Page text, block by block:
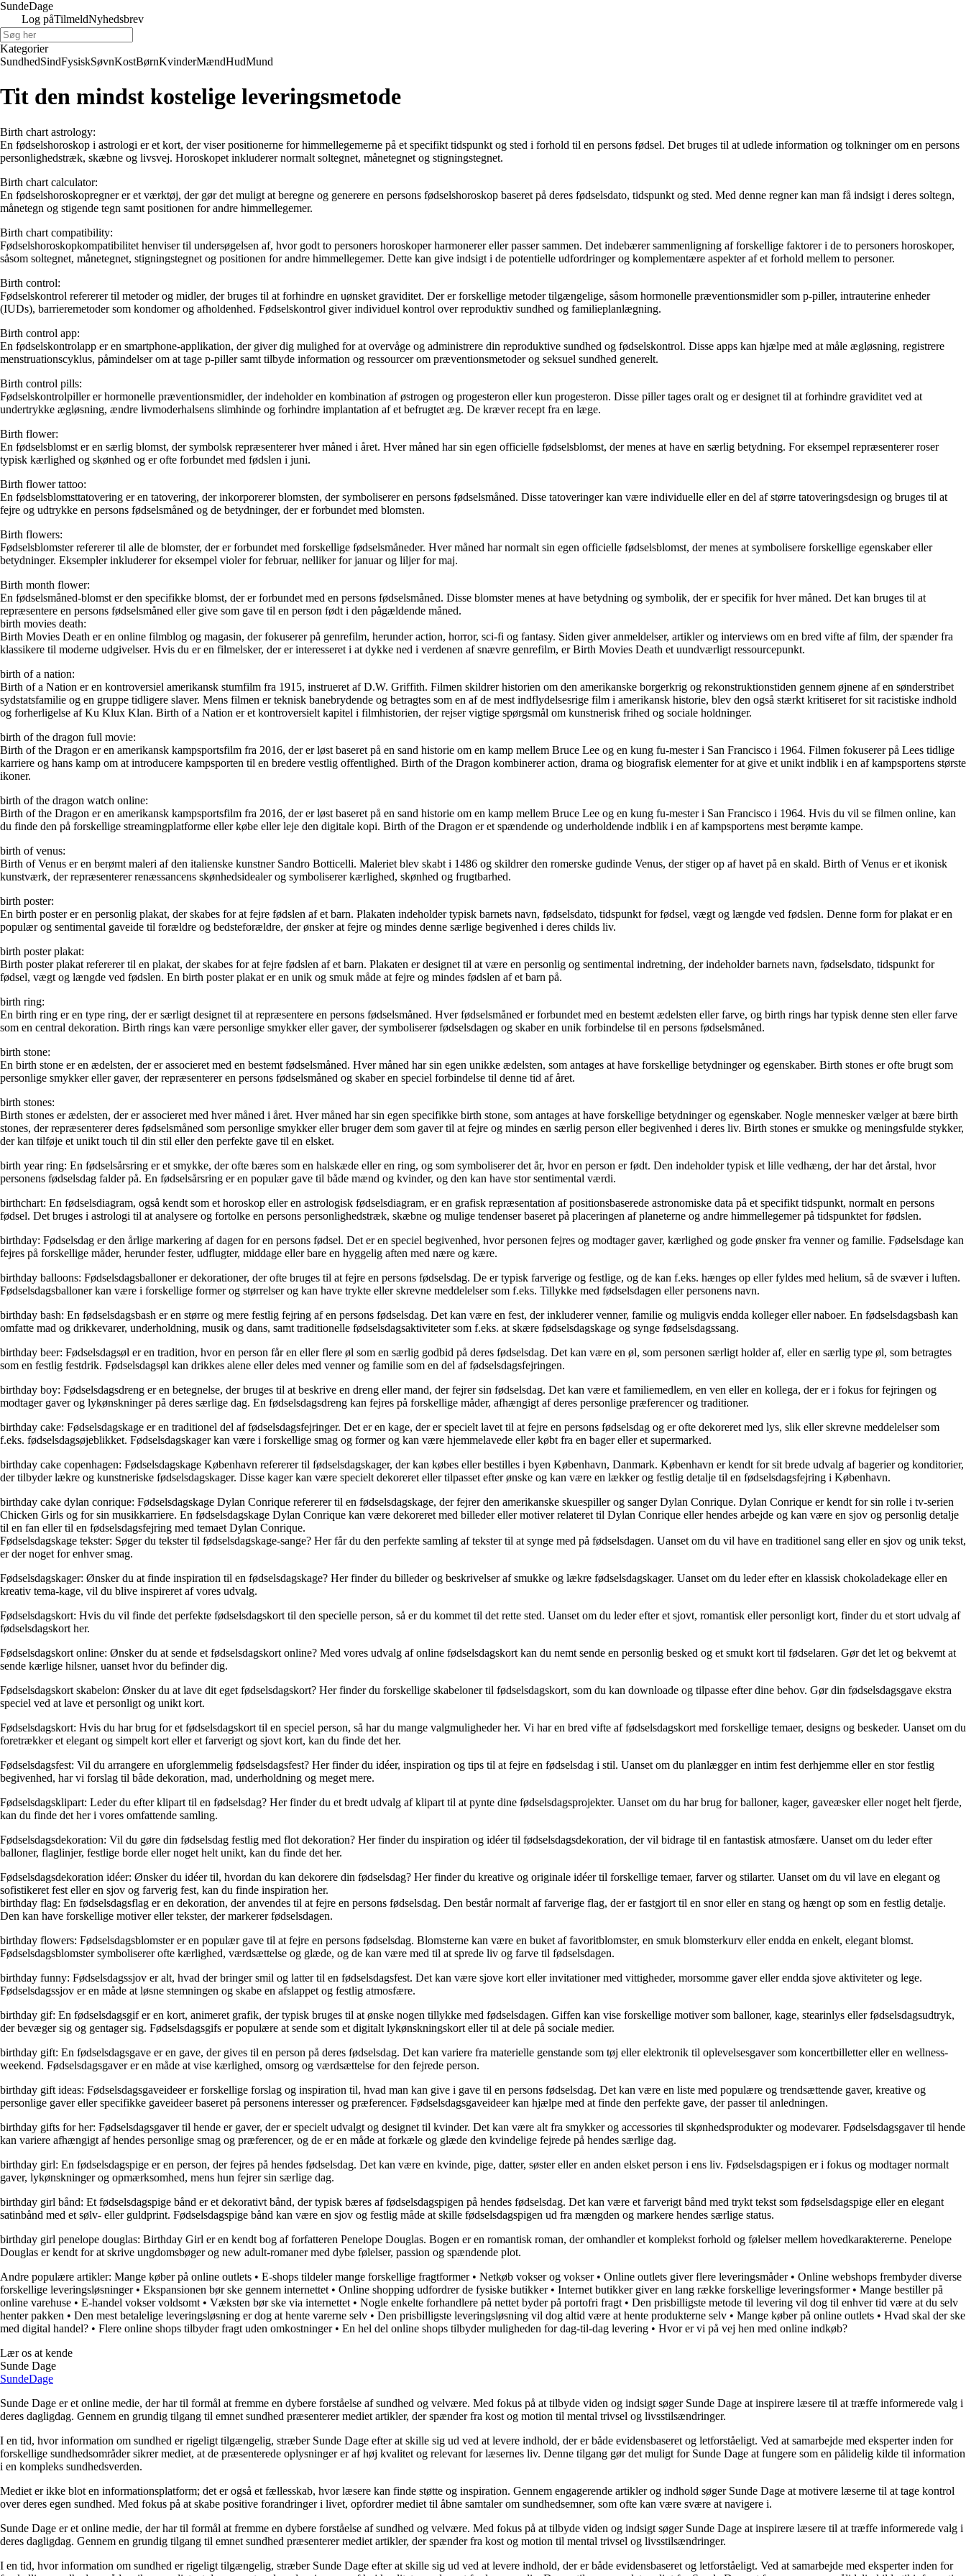
SundeDage
Log påTilmeldNyhedsbrev
Kategorier
SundhedSindFysiskSøvnKostBørnKvinderMændHudMund
Tit den mindst kostelige leveringsmetode
Birth chart astrology:
En fødselshoroskop i astrologi er et kort, der viser positionerne for himmellegemerne på et specifikt tidspunkt og sted i forhold til en persons fødsel. Det bruges til at udlede information og tolkninger om en persons
personlighedstræk, skæbne og livsvej. Horoskopet inkluderer normalt soltegnet, månetegnet og stigningstegnet.
Birth chart calculator:
En fødselshoroskopregner er et værktøj, der gør det muligt at beregne og generere en persons fødselshoroskop baseret på deres fødselsdato, tidspunkt og sted. Med denne regner kan man få indsigt i deres soltegn,
månetegn og stigende tegn samt positionen for andre himmellegemer.
Birth chart compatibility:
Fødselshoroskopkompatibilitet henviser til undersøgelsen af, hvor godt to personers horoskoper harmonerer eller passer sammen. Det indebærer sammenligning af forskellige faktorer i de to personers horoskoper,
såsom soltegnet, månetegnet, stigningstegnet og positionen for andre himmellegemer. Dette kan give indsigt i de potentielle udfordringer og komplementære aspekter af et forhold mellem to personer.
Birth control:
Fødselskontrol refererer til metoder og midler, der bruges til at forhindre en uønsket graviditet. Der er forskellige metoder tilgængelige, såsom hormonelle præventionsmidler som p-piller, intrauterine enheder
(IUDs), barrieremetoder som kondomer og afholdenhed. Fødselskontrol giver individuel kontrol over reproduktiv sundhed og familieplanlægning.
Birth control app:
En fødselskontrolapp er en smartphone-applikation, der giver dig mulighed for at overvåge og administrere din reproduktive sundhed og fødselskontrol. Disse apps kan hjælpe med at måle ægløsning, registrere
menstruationscyklus, påmindelser om at tage p-piller samt tilbyde information og ressourcer om præventionsmetoder og seksuel sundhed generelt.
Birth control pills:
Fødselskontrolpiller er hormonelle præventionsmidler, der indeholder en kombination af østrogen og progesteron eller kun progesteron. Disse piller tages oralt og er designet til at forhindre graviditet ved at
undertrykke ægløsning, ændre livmoderhalsens slimhinde og forhindre implantation af et befrugtet æg. De kræver recept fra en læge.
Birth flower:
En fødselsblomst er en særlig blomst, der symbolsk repræsenterer hver måned i året. Hver måned har sin egen officielle fødselsblomst, der menes at have en særlig betydning. For eksempel repræsenterer roser
typisk kærlighed og skønhed og er ofte forbundet med fødslen i juni.
Birth flower tattoo:
En fødselsblomsttatovering er en tatovering, der inkorporerer blomsten, der symboliserer en persons fødselsmåned. Disse tatoveringer kan være individuelle eller en del af større tatoveringsdesign og bruges til at
fejre og udtrykke en persons fødselsmåned og de betydninger, der er forbundet med blomsten.
Birth flowers:
Fødselsblomster refererer til alle de blomster, der er forbundet med forskellige fødselsmåneder. Hver måned har normalt sin egen officielle fødselsblomst, der menes at symbolisere forskellige egenskaber eller
betydninger. Eksempler inkluderer for eksempel violer for februar, nelliker for januar og liljer for maj.
Birth month flower:
En fødselsmåned-blomst er den specifikke blomst, der er forbundet med en persons fødselsmåned. Disse blomster menes at have betydning og symbolik, der er specifik for hver måned. Det kan bruges til at
repræsentere en persons fødselsmåned eller give som gave til en person født i den pågældende måned.
birth movies death:
Birth Movies Death er en online filmblog og magasin, der fokuserer på genrefilm, herunder action, horror, sci-fi og fantasy. Siden giver anmeldelser, artikler og interviews om en bred vifte af film, der spænder fra
klassikere til moderne udgivelser. Hvis du er en filmelsker, der er interesseret i at dykke ned i verdenen af ​​snævre genrefilm, er Birth Movies Death et uundværligt ressourcepunkt.
birth of a nation:
Birth of a Nation er en kontroversiel amerikansk stumfilm fra 1915, instrueret af D.W. Griffith. Filmen skildrer historien om den amerikanske borgerkrig og rekonstruktionstiden gennem øjnene af en sønderstribet
sydstatsfamilie og en gruppe tidligere slaver. Mens filmen er teknisk banebrydende og betragtes som en af ​​de mest indflydelsesrige film i amerikansk historie, blev den også stærkt kritiseret for sit racistiske indhold
og forherligelse af Ku Klux Klan. Birth of a Nation er et kontroversielt kapitel i filmhistorien, der rejser vigtige spørgsmål om kunstnerisk frihed og sociale holdninger.
birth of the dragon full movie:
Birth of the Dragon er en amerikansk kampsportsfilm fra 2016, der er løst baseret på en sand historie om en kamp mellem Bruce Lee og en kung fu-mester i San Francisco i 1964. Filmen fokuserer på Lees tidlige
karriere og hans kamp om at introducere kampsporten til en bredere vestlig offentlighed. Birth of the Dragon kombinerer action, drama og biografisk elementer for at give et unikt indblik i en af ​​kampsportens største
ikoner.
birth of the dragon watch online:
Birth of the Dragon er en amerikansk kampsportsfilm fra 2016, der er løst baseret på en sand historie om en kamp mellem Bruce Lee og en kung fu-mester i San Francisco i 1964. Hvis du vil se filmen online, kan
du finde den på forskellige streamingplatforme eller købe eller leje den digitale kopi. Birth of the Dragon er et spændende og underholdende indblik i en af ​​kampsportens mest berømte kampe.
birth of venus:
Birth of Venus er en berømt maleri af den italienske kunstner Sandro Botticelli. Maleriet blev skabt i 1486 og skildrer den romerske gudinde Venus, der stiger op af havet på en skald. Birth of Venus er et ikonisk
kunstværk, der repræsenterer renæssancens skønhedsidealer og symboliserer kærlighed, skønhed og frugtbarhed.
birth poster:
En birth poster er en personlig plakat, der skabes for at fejre fødslen af ​​et barn. Plakaten indeholder typisk barnets navn, fødselsdato, tidspunkt for fødsel, vægt og længde ved fødslen. Denne form for plakat er en
populær og sentimental gaveide til forældre og bedsteforældre, der ønsker at fejre og mindes denne særlige begivenhed i deres childs liv.
birth poster plakat:
Birth poster plakat refererer til en plakat, der skabes for at fejre fødslen af ​​et barn. Plakaten er designet til at være en personlig og sentimental indretning, der indeholder barnets navn, fødselsdato, tidspunkt for
fødsel, vægt og længde ved fødslen. En birth poster plakat er en unik og smuk måde at fejre og mindes fødslen af ​​et barn på.
birth ring:
En birth ring er en type ring, der er særligt designet til at repræsentere en persons fødselsmåned. Hver fødselsmåned er forbundet med en bestemt ædelsten eller farve, og birth rings har typisk denne sten eller farve
som en central dekoration. Birth rings kan være personlige smykker eller gaver, der symboliserer fødselsdagen og skaber en unik forbindelse til en persons fødselsmåned.
birth stone:
En birth stone er en ædelsten, der er associeret med en bestemt fødselsmåned. Hver måned har sin egen unikke ædelsten, som antages at have forskellige betydninger og egenskaber. Birth stones er ofte brugt som
personlige smykker eller gaver, der repræsenterer en persons fødselsmåned og skaber en speciel forbindelse til denne tid af året.
birth stones:
Birth stones er ædelsten, der er associeret med hver måned i året. Hver måned har sin egen specifikke birth stone, som antages at have forskellige betydninger og egenskaber. Nogle mennesker vælger at bære birth
stones, der repræsenterer deres fødselsmåned som personlige smykker eller bruger dem som gaver til at fejre og mindes en særlig person eller begivenhed i deres liv. Birth stones er smukke og meningsfulde stykker,
der kan tilføje et unikt touch til din stil eller den perfekte gave til en elsket.
birth year ring: En fødselsårsring er et smykke, der ofte bæres som en halskæde eller en ring, og som symboliserer det år, hvor en person er født. Den indeholder typisk et lille vedhæng, der har det årstal, hvor
personens fødselsdag falder på. En fødselsårsring er en populær gave til både mænd og kvinder, og den kan have stor sentimental værdi.
birthchart: En fødselsdiagram, også kendt som et horoskop eller en astrologisk fødselsdiagram, er en grafisk repræsentation af positionsbaserede astronomiske data på et specifikt tidspunkt, normalt en persons
fødsel. Det bruges i astrologi til at analysere og fortolke en persons personlighedstræk, skæbne og mulige tendenser baseret på placeringen af planeterne og andre himmellegemer på tidspunktet for fødslen.
birthday: Fødselsdag er den årlige markering af dagen for en persons fødsel. Det er en speciel begivenhed, hvor personen fejres og modtager gaver, kærlighed og gode ønsker fra venner og familie. Fødselsdage kan
fejres på forskellige måder, herunder fester, udflugter, middage eller bare en hyggelig aften med nære og kære.
birthday balloons: Fødselsdagsballoner er dekorationer, der ofte bruges til at fejre en persons fødselsdag. De er typisk farverige og festlige, og de kan f.eks. hænges op eller fyldes med helium, så de svæver i luften.
Fødselsdagsballoner kan være i forskellige former og størrelser og kan have trykte eller skrevne meddelelser som f.eks. Tillykke med fødselsdagen eller personens navn.
birthday bash: En fødselsdagsbash er en større og mere festlig fejring af en persons fødselsdag. Det kan være en fest, der inkluderer venner, familie og muligvis endda kolleger eller naboer. En fødselsdagsbash kan
omfatte mad og drikkevarer, underholdning, musik og dans, samt traditionelle fødselsdagsaktiviteter som f.eks. at skære fødselsdagskage og synge fødselsdagssang.
birthday beer: Fødselsdagsøl er en tradition, hvor en person får en eller flere øl som en særlig godbid på deres fødselsdag. Det kan være en øl, som personen særligt holder af, eller en særlig type øl, som betragtes
som en festlig festdrik. Fødselsdagsøl kan drikkes alene eller deles med venner og familie som en del af fødselsdagsfejringen.
birthday boy: Fødselsdagsdreng er en betegnelse, der bruges til at beskrive en dreng eller mand, der fejrer sin fødselsdag. Det kan være et familiemedlem, en ven eller en kollega, der er i fokus for fejringen og
modtager gaver og lykønskninger på deres særlige dag. En fødselsdagsdreng kan fejres på forskellige måder, afhængigt af deres personlige præferencer og traditioner.
birthday cake: Fødselsdagskage er en traditionel del af fødselsdagsfejringer. Det er en kage, der er specielt lavet til at fejre en persons fødselsdag og er ofte dekoreret med lys, slik eller skrevne meddelelser som
f.eks. fødselsdagsøjeblikket. Fødselsdagskager kan være i forskellige smag og former og kan være hjemmelavede eller købt fra en bager eller et supermarked.
birthday cake copenhagen: Fødselsdagskage København refererer til fødselsdagskager, der kan købes eller bestilles i byen København, Danmark. København er kendt for sit brede udvalg af bagerier og konditorier,
der tilbyder lækre og kunstneriske fødselsdagskager. Disse kager kan være specielt dekoreret eller tilpasset efter ønske og kan være en lækker og festlig detalje til en fødselsdagsfejring i København.
birthday cake dylan conrique: Fødselsdagskage Dylan Conrique refererer til en fødselsdagskage, der fejrer den amerikanske skuespiller og sanger Dylan Conrique. Dylan Conrique er kendt for sin rolle i tv-serien
Chicken Girls og for sin musikkarriere. En fødselsdagskage Dylan Conrique kan være dekoreret med billeder eller motiver relateret til Dylan Conrique eller hendes arbejde og kan være en sjov og personlig detalje
til en fan eller til en fødselsdagsfejring med temaet Dylan Conrique.
Fødselsdagskage tekster: Søger du tekster til fødselsdagskage-sange? Her får du den perfekte samling af tekster til at synge med på fødselsdagen. Uanset om du vil have en traditionel sang eller en sjov og unik tekst,
er der noget for enhver smag.
Fødselsdagskager: Ønsker du at finde inspiration til en fødselsdagskage? Her finder du billeder og beskrivelser af smukke og lækre fødselsdagskager. Uanset om du leder efter en klassisk chokoladekage eller en
kreativ tema-kage, vil du blive inspireret af vores udvalg.
Fødselsdagskort: Hvis du vil finde det perfekte fødselsdagskort til den specielle person, så er du kommet til det rette sted. Uanset om du leder efter et sjovt, romantisk eller personligt kort, finder du et stort udvalg af
fødselsdagskort her.
Fødselsdagskort online: Ønsker du at sende et fødselsdagskort online? Med vores udvalg af online fødselsdagskort kan du nemt sende en personlig besked og et smukt kort til fødselaren. Gør det let og bekvemt at
sende kærlige hilsner, uanset hvor du befinder dig.
Fødselsdagskort skabelon: Ønsker du at lave dit eget fødselsdagskort? Her finder du forskellige skabeloner til fødselsdagskort, som du kan downloade og tilpasse efter dine behov. Gør din fødselsdagsgave ekstra
speciel ved at lave et personligt og unikt kort.
Fødselsdagskort: Hvis du har brug for et fødselsdagskort til en speciel person, så har du mange valgmuligheder her. Vi har en bred vifte af fødselsdagskort med forskellige temaer, designs og beskeder. Uanset om du
foretrækker et elegant og simpelt kort eller et farverigt og sjovt kort, kan du finde det her.
Fødselsdagsfest: Vil du arrangere en uforglemmelig fødselsdagsfest? Her finder du idéer, inspiration og tips til at fejre en fødselsdag i stil. Uanset om du planlægger en intim fest derhjemme eller en stor festlig
begivenhed, har vi forslag til både dekoration, mad, underholdning og meget mere.
Fødselsdagsklipart: Leder du efter klipart til en fødselsdag? Her finder du et bredt udvalg af klipart til at pynte dine fødselsdagsprojekter. Uanset om du har brug for balloner, kager, gaveæsker eller noget helt fjerde,
kan du finde det her i vores omfattende samling.
Fødselsdagsdekoration: Vil du gøre din fødselsdag festlig med flot dekoration? Her finder du inspiration og idéer til fødselsdagsdekoration, der vil bidrage til en fantastisk atmosfære. Uanset om du leder efter
balloner, flaglinjer, festlige borde eller noget helt unikt, kan du finde det her.
Fødselsdagsdekoration idéer: Ønsker du idéer til, hvordan du kan dekorere din fødselsdag? Her finder du kreative og originale idéer til forskellige temaer, farver og stilarter. Uanset om du vil lave en elegant og
sofistikeret fest eller en sjov og farverig fest, kan du finde inspiration her.
birthday flag: En fødselsdagsflag er en dekoration, der anvendes til at fejre en persons fødselsdag. Den består normalt af farverige flag, der er fastgjort til en snor eller en stang og hængt op som en festlig detalje.
Den kan have forskellige motiver eller tekster, der markerer fødselsdagen.
birthday flowers: Fødselsdagsblomster er en populær gave til at fejre en persons fødselsdag. Blomsterne kan være en buket af favoritblomster, en smuk blomsterkurv eller endda en enkelt, elegant blomst.
Fødselsdagsblomster symboliserer ofte kærlighed, værdsættelse og glæde, og de kan være med til at sprede liv og farve til fødselsdagen.
birthday funny: Fødselsdagssjov er alt, hvad der bringer smil og latter til en fødselsdagsfest. Det kan være sjove kort eller invitationer med vittigheder, morsomme gaver eller endda sjove aktiviteter og lege.
Fødselsdagssjov er en måde at løsne stemningen og skabe en afslappet og festlig atmosfære.
birthday gif: En fødselsdagsgif er en kort, animeret grafik, der typisk bruges til at ønske nogen tillykke med fødselsdagen. Giffen kan vise forskellige motiver som balloner, kage, stearinlys eller fødselsdagsudtryk,
der bevæger sig og gentager sig. Fødselsdagsgifs er populære at sende som et digitalt lykønskningskort eller til at dele på sociale medier.
birthday gift: En fødselsdagsgave er en gave, der gives til en person på deres fødselsdag. Det kan variere fra materielle genstande som tøj eller elektronik til oplevelsesgaver som koncertbilletter eller en wellness-
weekend. Fødselsdagsgaver er en måde at vise kærlighed, omsorg og værdsættelse for den fejrede person.
birthday gift ideas: Fødselsdagsgaveideer er forskellige forslag og inspiration til, hvad man kan give i gave til en persons fødselsdag. Det kan være en liste med populære og trendsættende gaver, kreative og
personlige gaver eller specifikke gaveideer baseret på personens interesser og præferencer. Fødselsdagsgaveideer kan hjælpe med at finde den perfekte gave, der passer til anledningen.
birthday gifts for her: Fødselsdagsgaver til hende er gaver, der er specielt udvalgt og designet til kvinder. Det kan være alt fra smykker og accessories til skønhedsprodukter og modevarer. Fødselsdagsgaver til hende
kan variere afhængigt af hendes personlige smag og præferencer, og de er en måde at forkæle og glæde den kvindelige fejrede på hendes særlige dag.
birthday girl: En fødselsdagspige er en person, der fejres på hendes fødselsdag. Det kan være en kvinde, pige, datter, søster eller en anden elsket person i ens liv. Fødselsdagspigen er i fokus og modtager normalt
gaver, lykønskninger og opmærksomhed, mens hun fejrer sin særlige dag.
birthday girl bånd: Et fødselsdagspige bånd er et dekorativt bånd, der typisk bæres af fødselsdagspigen på hendes fødselsdag. Det kan være et farverigt bånd med trykt tekst som fødselsdagspige eller en elegant
satinbånd med et sølv- eller guldprint. Fødselsdagspige bånd kan være en sjov og festlig måde at skille fødselsdagspigen ud fra mængden og markere hendes særlige status.
birthday girl penelope douglas: Birthday Girl er en kendt bog af forfatteren Penelope Douglas. Bogen er en romantisk roman, der omhandler et komplekst forhold og følelser mellem hovedkaraktererne. Penelope
Douglas er kendt for at skrive ungdomsbøger og new adult-romaner med dybe følelser, passion og spændende plot.
Andre populære artikler: Mange køber på online outlets • E-shops tildeler mange forskellige fragtformer• Netkøb vokser og vokser• Online outlets giver flere leveringsmåder• Online webshops frembyder diverse
forskellige leveringsløsninger• Ekspansionen bør ske gennem internettet • Online shopping udfordrer de fysiske butikker• Internet butikker giver en lang række forskellige leveringsformer• Mange bestiller på
online varehuse • E-handel vokser voldsomt • Væksten bør ske via internettet • Nogle enkelte forhandlere på nettet byder på portofri fragt • Den prisbilligste metode til levering vil dog til enhver tid være at du selv
henter pakken • Den mest betalelige leveringsløsning er dog at hente varerne selv • Den prisbilligste leveringsløsning vil dog altid være at hente produkterne selv • Mange køber på online outlets • Hvad skal der ske
med digital handel? • Flere online shops tilbyder fragt uden omkostninger• En hel del online shops tilbyder muligheden for dag-til-dag levering • Hvor er vi på vej hen med online indkøb?
Lær os at kende
Sunde Dage
SundeDage
Sunde Dage er et online medie, der har til formål at fremme en dybere forståelse af sundhed og velvære. Med fokus på at tilbyde viden og indsigt søger Sunde Dage at inspirere læsere til at træffe informerede valg i
deres dagligdag. Gennem en grundig tilgang til emnet sundhed præsenterer mediet artikler, der spænder fra kost og motion til mental trivsel og livsstilsændringer.
I en tid, hvor information om sundhed er rigeligt tilgængelig, stræber Sunde Dage efter at skille sig ud ved at levere indhold, der er både evidensbaseret og letforståeligt. Ved at samarbejde med eksperter inden for
forskellige sundhedsområder sikrer mediet, at de præsenterede oplysninger er af høj kvalitet og relevant for læsernes liv. Denne tilgang gør det muligt for Sunde Dage at fungere som en pålidelig kilde til information
i en kompleks sundhedsverden.
Mediet er ikke blot en informationsplatform; det er også et fællesskab, hvor læsere kan finde støtte og inspiration. Gennem engagerende artikler og indhold søger Sunde Dage at motivere læserne til at tage kontrol
over deres egen sundhed. Med fokus på at skabe positive forandringer i livet, opfordrer mediet til åbne samtaler om sundhedsemner, som ofte kan være svære at navigere i.
Sunde Dage er et online medie, der har til formål at fremme en dybere forståelse af sundhed og velvære. Med fokus på at tilbyde viden og indsigt søger Sunde Dage at inspirere læsere til at træffe informerede valg i
deres dagligdag. Gennem en grundig tilgang til emnet sundhed præsenterer mediet artikler, der spænder fra kost og motion til mental trivsel og livsstilsændringer.
I en tid, hvor information om sundhed er rigeligt tilgængelig, stræber Sunde Dage efter at skille sig ud ved at levere indhold, der er både evidensbaseret og letforståeligt. Ved at samarbejde med eksperter inden for